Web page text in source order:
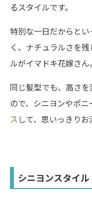
るスタイルです。
特別な一日だからと
く、ナチュラルさを
ルがイマドキ花嫁さん。
同じ髪型でも、高さ
ので、シニヨンやポニ
スして、思いっきり
シニヨンスタイル